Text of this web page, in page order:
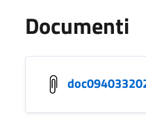
Documenti